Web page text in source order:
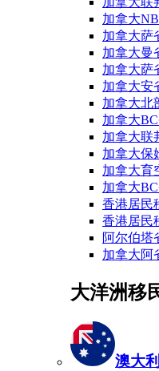
加拿大
加拿大萨
加拿大曼
加拿大萨
加拿大安
加拿大北
加拿大
加拿大联
加拿大保
加拿大育
加拿大
香港居民
香港居民
阿尔伯塔
加拿大阿
大洋洲移
澳大